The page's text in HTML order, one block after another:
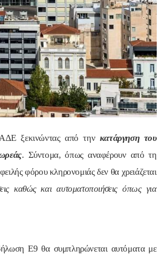
ξεκινώντας από την κατάργηση του
. Σύντομα, όπως αναφέρουν από τη
φόρου κληρονομιάς δεν θα χρειάζεται
καθώς και αυτοματοποιήσεις όπως για
Ε9 θα συμπληρώνεται αυτόματα με
έτη
,
λίγα
με
ManosBX
πριν από 2 έτη
Επαγγελματίας  Άψογη
συνεργασία